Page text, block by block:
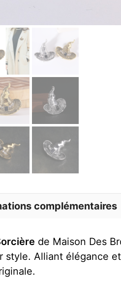
complémentaires
de Maison Des
style. Alliant élégance